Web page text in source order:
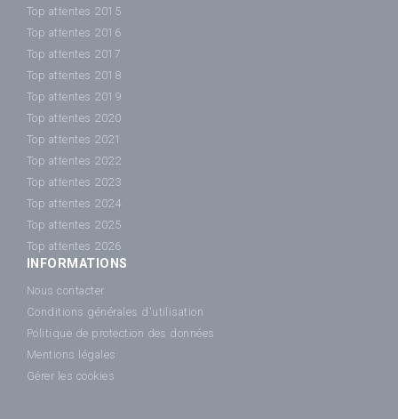
Top attentes 2015
Top attentes 2016
Top attentes 2017
Top attentes 2018
Top attentes 2019
Top attentes 2020
Top attentes 2021
Top attentes 2022
Top attentes 2023
Top attentes 2024
Top attentes 2025
Top attentes 2026
INFORMATIONS
Nous contacter
Conditions générales d'utilisation
Politique de protection des données
Mentions légales
Gérer les cookies